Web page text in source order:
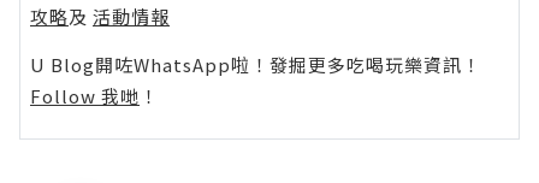
攻略及 活動情報
U Blog開咗WhatsApp啦！發掘更多吃喝玩樂資訊！
Follow 我哋 ！